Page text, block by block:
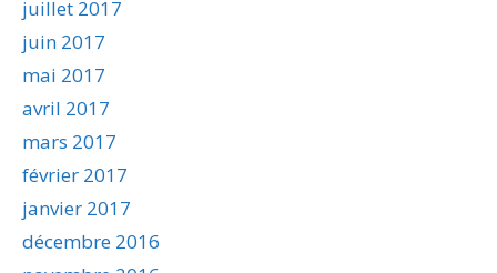
juillet 2017
juin 2017
mai 2017
avril 2017
mars 2017
février 2017
janvier 2017
décembre 2016